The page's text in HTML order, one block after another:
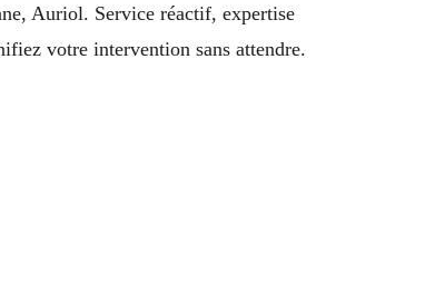
Auriol. Service réactif, expertise
votre intervention sans attendre.